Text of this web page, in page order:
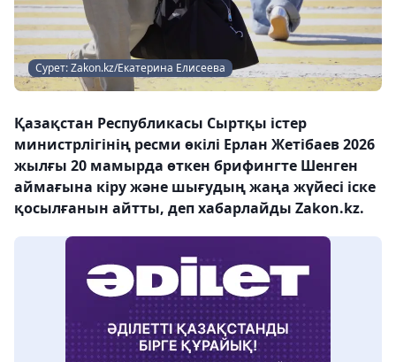
Сурет: Zakon.kz/Екатерина Елисеева
Қазақстан Республикасы Сыртқы істер
министрлігінің ресми өкілі Ерлан Жетібаев 2026
жылғы 20 мамырда өткен брифингте Шенген
аймағына кіру және шығудың жаңа жүйесі іске
қосылғанын айтты, деп хабарлайды Zakon.kz.